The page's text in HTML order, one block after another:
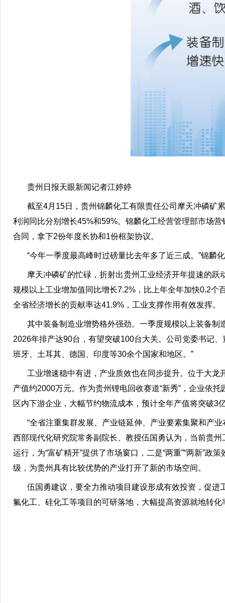
贵州日报天眼新闻记者江婷婷
截至4月15日，贵州锦麟化工有限责任公司摩天冲磷矿
利润同比分别增长45%和59%。锦麟化工经营管理部市场
合同，拿下2份年度长协和1份框架协议。
“今年一季度最高峰时过磅量比去年多了近三成。”锦麟
摩天冲磷矿的忙碌，折射出贵州工业经济开年提速的跃
规模以上工业增加值同比增长7.2%，比上年全年加快0.2
全省经济增长的贡献率达41.9%，工业支撑作用有效发挥。
其中装备制造业增势格外强劲。一季度规模以上装备制
2026年排产达90台，有望突破100台大关。公司党委书记
班牙、土耳其、德国、印度等30余个国家和地区。”
工业增速稳中有进，产业质效也在同步提升。位于大龙
产值约2000万元。作为贵州锂电回收赛道“新秀”，企业依
区内下游企业，大幅节约物流成本，预计全年产值将突破3
“全省注重集群发展、产业链延伸、产业要素集聚和产业
西部现代化研究院常务副院长、教授伍国勇认为，当前贵
运行，为“富矿精开”提供了市场窗口，二是“两重”“两新”
级，为贵州具有比较优势的产业打开了新的市场空间。
伍国勇建议，要全力推动项目建设形成有效投资，促进
氟化工、硅化工等项目的可研落地，大幅提高资源就地转